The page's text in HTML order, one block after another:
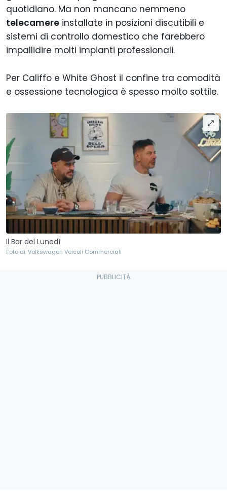
quotidiano. Ma non mancano nemmeno
telecamere installate in posizioni discutibili e
sistemi di controllo domestico che farebbero
impallidire molti impianti professionali.
Per Califfo e White Ghost il confine tra comodità
e ossessione tecnologica è spesso molto sottile.
Il Bar del Lunedì
Foto di: Volkswagen Veicoli Commerciali